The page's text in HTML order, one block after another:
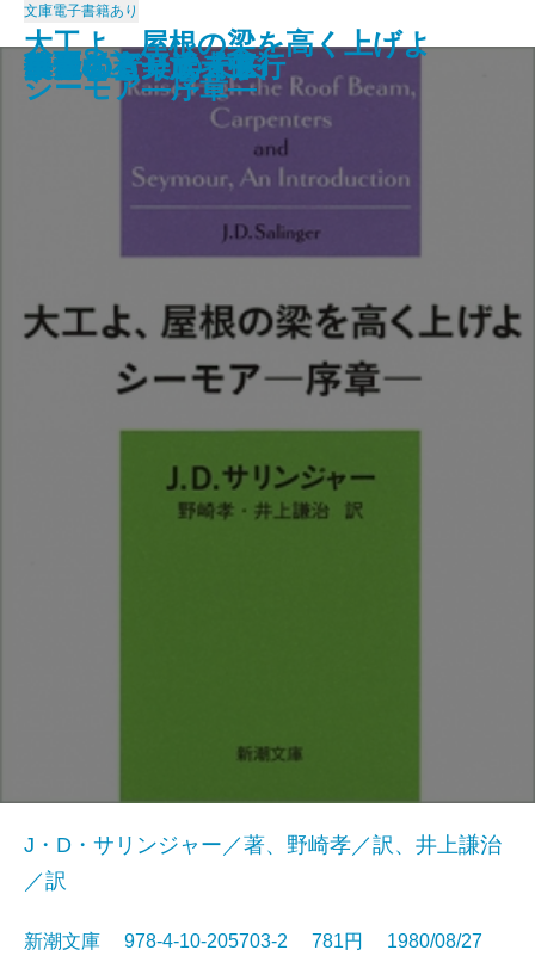
アラスカ物語
漂流
官僚たちの夏
新釈遠野物語
笑うな
シェリー詩集
もの思う葦
人情裏長屋
闇の狩人〔上〕
闇の狩人〔下〕
文庫電子書籍あり
大工よ、屋根の梁を高く上げよ
シーモア―序章―
J・D・サリンジャー／著、野崎孝／訳、井上謙治
／訳
新潮文庫 978-4-10-205703-2 781円 1980/08/27
ボクの音楽武者修行
復活〔上〕
復活〔下〕
路傍の石
共犯者
ひとにぎりの未来
華麗なる一族〔上〕
華麗なる一族〔中〕
華麗なる一族〔下〕